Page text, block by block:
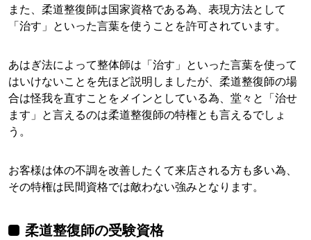
また、柔道整復師は国家資格である為、表現方法として
「治す」といった言葉を使うことを許可されています。
あはぎ法によって整体師は「治す」といった言葉を使って
はいけないことを先ほど説明しましたが、柔道整復師の場
合は怪我を直すことをメインとしている為、堂々と「治せ
ます」と言えるのは柔道整復師の特権とも言えるでしょ
う。
お客様は体の不調を改善したくて来店される方も多い為、
その特権は民間資格では敵わない強みとなります。
柔道整復師の受験資格